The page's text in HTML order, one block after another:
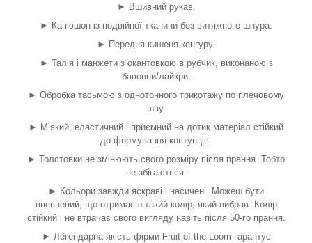
► Вшивний рукав.
► Капюшон із подвійної тканини без витяжного шнура.
► Передня кишеня-кенгуру.
► Талія і манжети з окантовкою в рубчик, виконаною з
бавовни/лайкри.
► Обробка тасьмою з однотонного трикотажу по плечовому
шву.
► М’який, еластичний і приємний на дотик матеріал стійкий
до формування ковтунців.
► Толстовки не змінюють свого розміру після прання. Тобто
не збігаються.
► Кольори завжди яскраві і насичені. Можеш бути
впевнений, що отримаєш такий колір, який вибрав. Колір
стійкий і не втрачає свого вигляду навіть після 50-го прання.
► Легендарна якість фірми Fruit of the Loom гарантує